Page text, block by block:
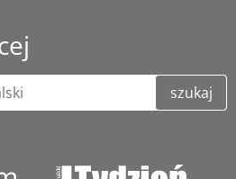
szukaj